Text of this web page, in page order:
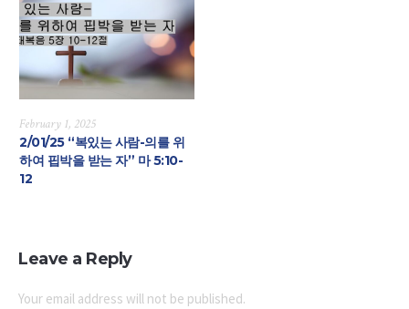
February 1, 2025
2/01/25 “복있는 사람-의를 위
하여 핍박을 받는 자” 마 5:10-
12
Leave a Reply
Your email address will not be published.